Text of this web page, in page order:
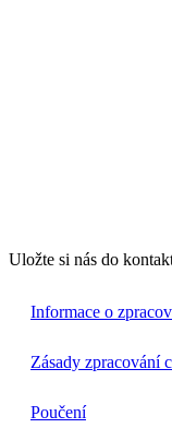
Uložte si nás do
Informace o
Zásady zpracování
Poučení